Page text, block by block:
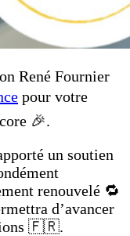
René Fournier
pour votre
🎉.
un soutien
renouvelé 🔁
d’avancer
🇫🇷.